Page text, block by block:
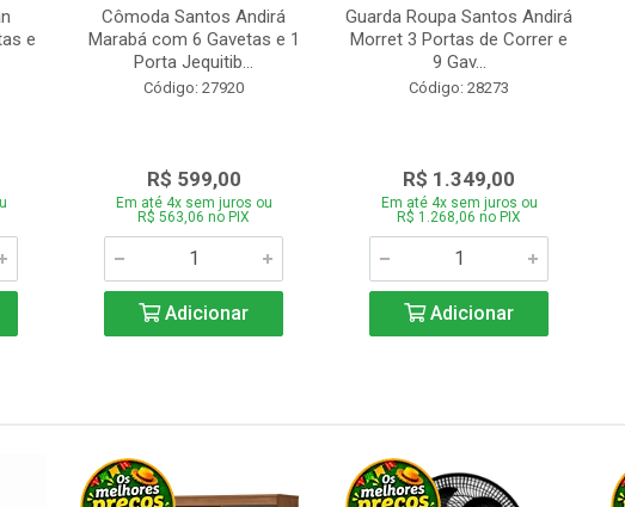
e
Cômoda Santos Andirá
Marabá com 6 Gavetas e 1
Porta Jequitib...
Código: 27920
R$ 599,00
Em até 4x sem juros ou
R$ 563,06 no PIX
Adicionar
Guarda Roupa Santos Andirá
Morret 3 Portas de Correr e
9 Gav...
Código: 28273
R$ 1.349,00
Em até 4x sem juros ou
R$ 1.268,06 no PIX
Adicionar